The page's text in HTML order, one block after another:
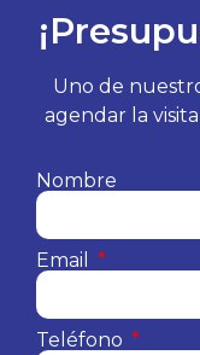
Uno de
agendar la
Nombre
Email
Teléfono